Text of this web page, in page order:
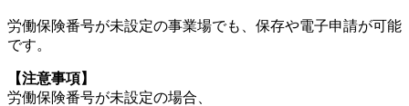
労働保険番号が未設定の事業場でも、保存や電子申請が可能
です。
【注意事項】
労働保険番号が未設定の場合、